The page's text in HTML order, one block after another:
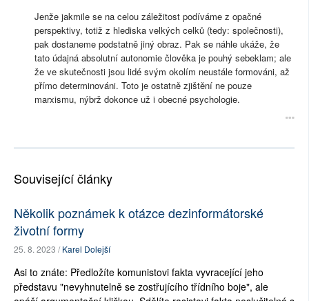
Jenže jakmile se na celou záležitost podíváme z opačné
perspektivy, totiž z hlediska velkých celků (tedy: společnosti),
pak dostaneme podstatně jiný obraz. Pak se náhle ukáže, že
tato údajná absolutní autonomie člověka je pouhý sebeklam; ale
že ve skutečnosti jsou lidé svým okolím neustále formováni, až
přímo determinováni. Toto je ostatně zjištění ne pouze
marxismu, nýbrž dokonce už i obecné psychologie.
Související články
Několik poznámek k otázce dezinformátorské
životní formy
25. 8. 2023 /Karel Dolejší
Asi to znáte: Předložíte komunistovi fakta vyvracející jeho
představu "nevyhnutelně se zostřujícího třídního boje", ale